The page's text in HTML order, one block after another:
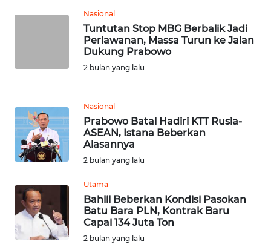
Nasional
Tuntutan Stop MBG Berbalik Jadi
Perlawanan, Massa Turun ke Jalan
Dukung Prabowo
2 bulan yang lalu
Nasional
Prabowo Batal Hadiri KTT Rusia-
ASEAN, Istana Beberkan
Alasannya
2 bulan yang lalu
Utama
Bahlil Beberkan Kondisi Pasokan
Batu Bara PLN, Kontrak Baru
Capai 134 Juta Ton
2 bulan yang lalu
TINGGI
KARAWANG
WN
BEKASI
WN
BOGOR
WN
DEPOK